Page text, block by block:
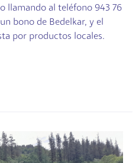
llamando al teléfono 943 76
bono de Bedelkar, y el
por productos locales.